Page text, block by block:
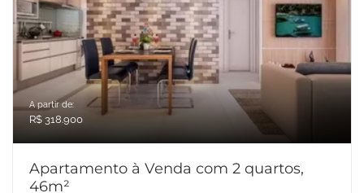
A partir de:
R$ 318.900
Apartamento à Venda com 2 quartos,
46m²